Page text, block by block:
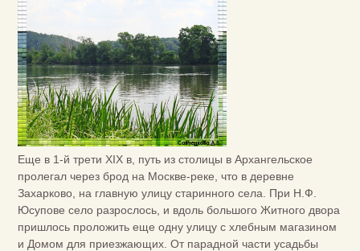
Еще в 1-й трети XIX в, путь из столицы в Архангельское
пролегал через брод на Москве-реке, что в деревне
Захарково, на главную улицу старинного села. При Н.Ф.
Юсупове село разрослось, и вдоль большого Житного двора
пришлось проложить еще одну улицу с хлебным магазином
и Домом для приезжающих. От парадной части усадьбы